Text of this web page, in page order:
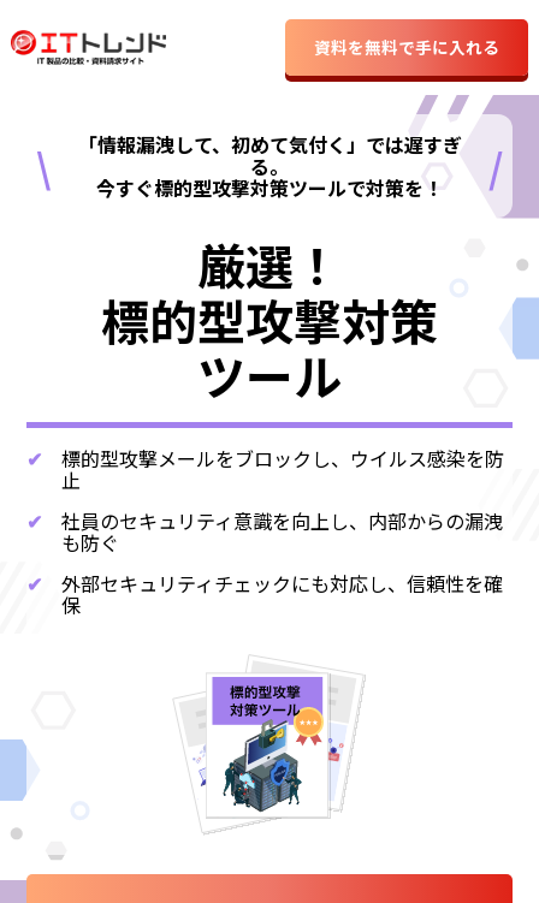
資料を無料で手に入れる
\ 「情報漏洩して、初めて気付く」では遅すぎ
る。
今すぐ標的型攻撃対策ツールで対策を！ /
厳選！
標的型攻撃対策
ツール
✔ 標的型攻撃メールをブロックし、ウイルス感染を防
止
✔
社員のセキュリティ意識を向上し、内部からの漏洩
も防ぐ
✔
外部セキュリティチェックにも対応し、信頼性を確
保